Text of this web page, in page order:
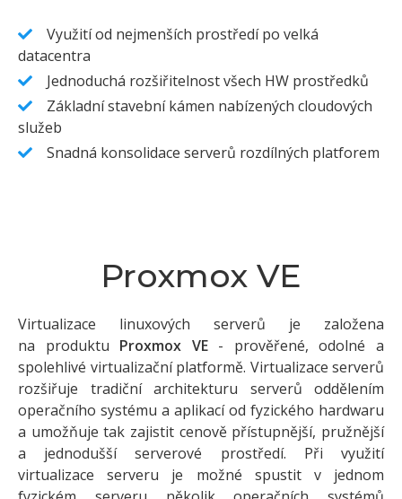
Využití od nejmenších prostředí po velká
datacentra
Jednoduchá rozšiřitelnost všech HW prostředků
Základní stavební kámen nabízených cloudových
služeb
Snadná konsolidace serverů rozdílných platforem
Proxmox VE
Virtualizace linuxových serverů je založena
na produktu Proxmox VE- prověřené, odolné a
spolehlivé virtualizační platformě. Virtualizace serverů
rozšiřuje tradiční architekturu serverů oddělením
operačního systému a aplikací od fyzického hardwaru
a umožňuje tak zajistit cenově přístupnější, pružnější
a jednodušší serverové prostředí. Při využití
virtualizace serveru je možné spustit v jednom